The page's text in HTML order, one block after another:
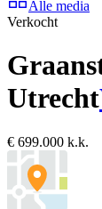
Alle media
Verkocht
Utrecht
€ 699.000 k.k.